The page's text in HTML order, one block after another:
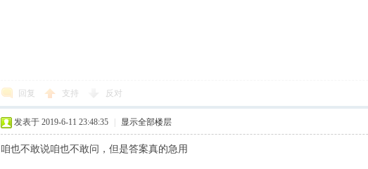
回复 支持 反对
发表于 2019-6-11 23:48:35 显示全部楼层
咱也不敢说咱也不敢问，但是答案真的急用